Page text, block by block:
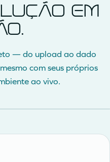
em
— do upload ao dado
com seus próprios
ao vivo.